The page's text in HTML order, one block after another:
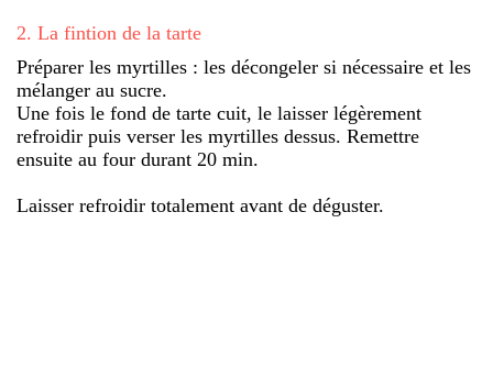
2. La fintion de la tarte
Préparer les myrtilles : les décongeler si nécessaire et les
mélanger au sucre.
Une fois le fond de tarte cuit, le laisser légèrement
refroidir puis verser les myrtilles dessus. Remettre
ensuite au four durant 20 min.
Laisser refroidir totalement avant de déguster.